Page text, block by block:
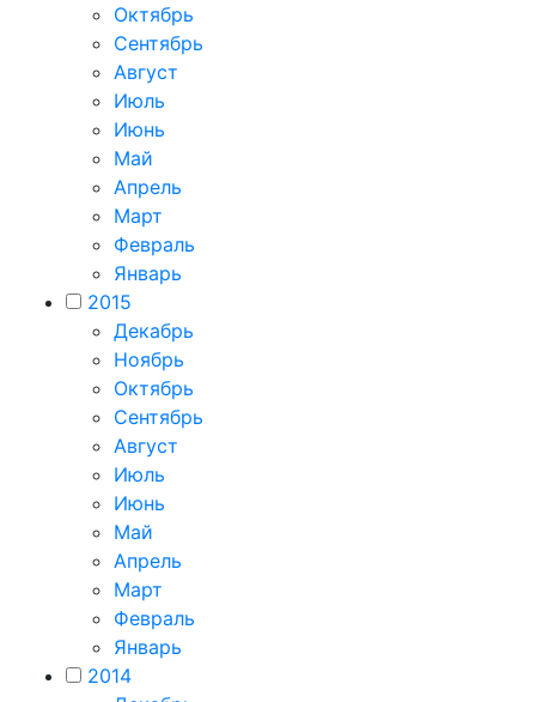
Октябрь
Сентябрь
Август
Июль
Июнь
Май
Апрель
Март
Февраль
Январь
2015
Декабрь
Ноябрь
Октябрь
Сентябрь
Август
Июль
Июнь
Май
Апрель
Март
Февраль
Январь
2014